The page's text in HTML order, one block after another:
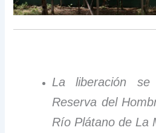
La liberación
Reserva del
Río Plátano de La